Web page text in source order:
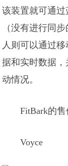
该装置就可通
（没有进行同
人则可以通过
据和实时数据
动情况。
FitBark的售
Voyce